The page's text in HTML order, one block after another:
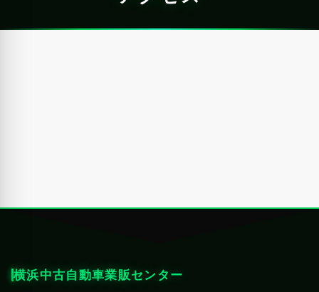
横浜中古自動車業販センター